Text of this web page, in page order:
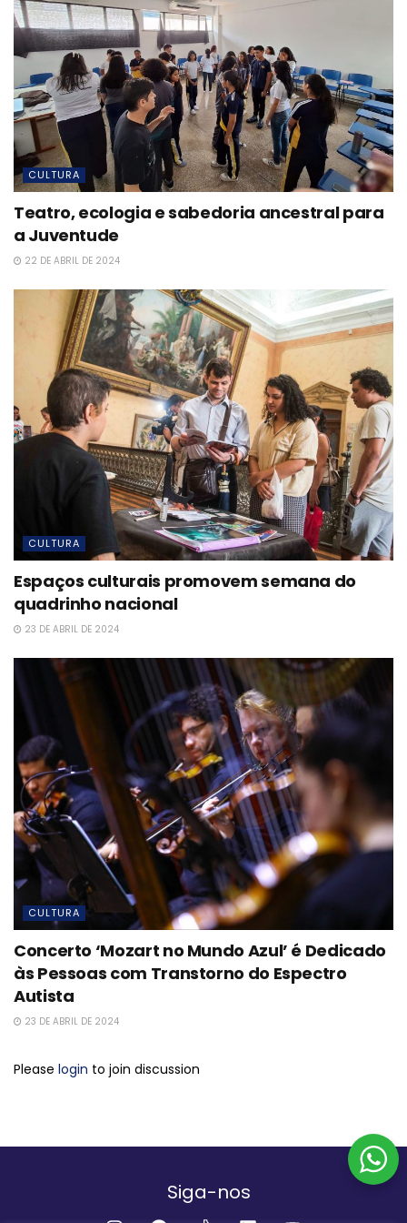
CULTURA
Teatro, ecologia e sabedoria ancestral para
a Juventude
22 DE ABRIL DE 2024
CULTURA
Espaços culturais promovem semana do
quadrinho nacional
23 DE ABRIL DE 2024
CULTURA
Concerto ‘Mozart no Mundo Azul’ é Dedicado
às Pessoas com Transtorno do Espectro
Autista
23 DE ABRIL DE 2024
Please login to join discussion
Siga-nos